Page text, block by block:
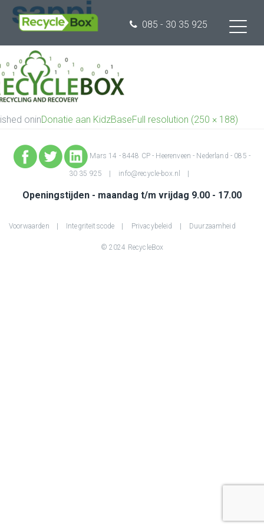
085 - 30 35 925
oninDonatie aan KidzBaseFull resolution (250 × 188)
Mars 14 - 8448 CP - Heerenveen - Nederland - 085 -
30 35 925 info@recycle-box.nl
Openingstijden - maandag t/m vrijdag 9.00 - 17.00
Voorwaarden Integriteitscode Privacybeleid Duurzaamheid
© 2024 RecycleBox